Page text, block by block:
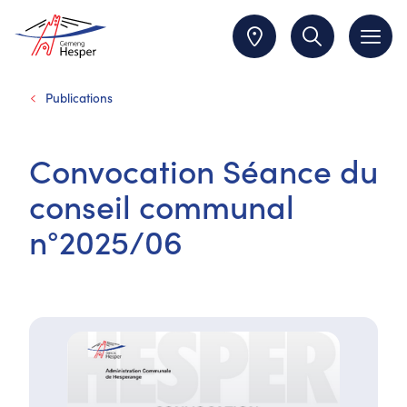
Publications
Convocation Séance du
conseil communal
n°2025/06